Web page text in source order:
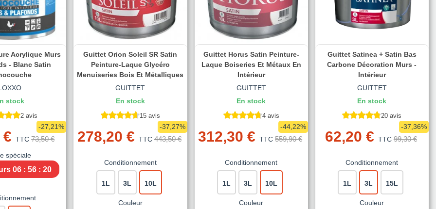
Acrylique Murs
- Blanc Satin
stock
2 avis
€ TTC 73,50 €
-27,21%
spéciale
06 : 56 : 19
Guittet Orion Soleil SR Satin
Peinture-Laque Glycéro
Menuiseries Bois Et Métalliques
GUITTET
En stock
15 avis
278,20 € TTC 443,50 €
-37,27%
Conditionnement
1L 3L 10L
Couleur
Guittet Horus Satin Peinture-
Laque Boiseries Et Métaux En
Intérieur
GUITTET
En stock
4 avis
312,30 € TTC 559,90 €
-44,22%
Conditionnement
1L 3L 10L
Couleur
Guittet Satinea + Satin Bas
Carbone Décoration Murs -
Intérieur
GUITTET
En stock
20 avis
62,20 € TTC 99,30 €
-37,36%
Conditionnement
1L 3L 15L
Couleur